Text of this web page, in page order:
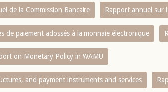
de la Commission Bancaire Rapport annuel sur
de paiement adossés à la monnaie électronique
on Monetary Policy in WAMU
and payment instruments and services